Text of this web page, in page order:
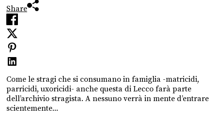
Share
Come le stragi che si consumano in famiglia -matricidi,
parricidi, uxoricidi- anche questa di Lecco farà parte
dell’archivio stragista. A nessuno verrà in mente d’entrare
scientemente...